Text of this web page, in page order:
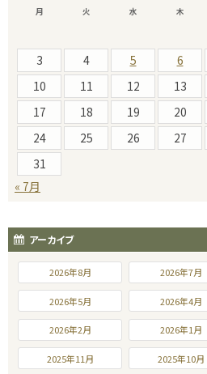
月 火 水 木
3
4 5 6
10
11 12 13
17
18 19 20
24
25 26 27
31
« 7月
アーカイブ
2026年8月 2026年7月
2026年5月 2026年4月
2026年2月 2026年1月
2025年11月 2025年10月